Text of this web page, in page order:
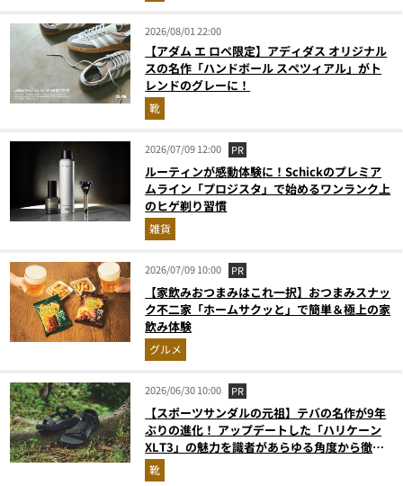
2026/08/01 22:00
【アダム エ ロペ限定】アディダス オリジナル
スの名作「ハンドボール スペツィアル」がト
レンドのグレーに！
靴
2026/07/09 12:00 PR
ルーティンが感動体験に！Schickのプレミア
ムライン「プロジスタ」で始めるワンランク上
のヒゲ剃り習慣
雑貨
2026/07/09 10:00 PR
【家飲みおつまみはこれ一択】おつまみスナッ
ク不二家「ホームサクッと」で簡単＆極上の家
飲み体験
グルメ
2026/06/30 10:00 PR
【スポーツサンダルの元祖】テバの名作が9年
ぶりの進化！ アップデートした「ハリケーン
XLT3」の魅力を識者があらゆる角度から徹底
解説！
靴